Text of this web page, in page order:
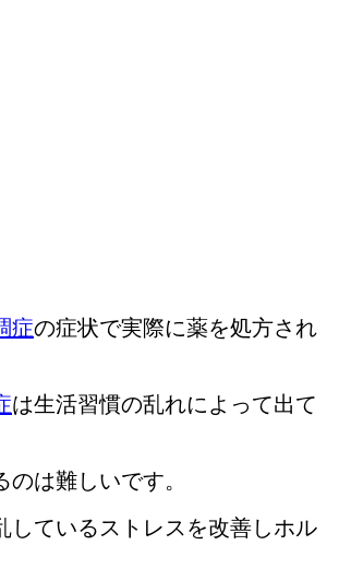
症の症状で実際に薬を処方され
は生活習慣の乱れによって出て
は難しいです。
ているストレスを改善しホル